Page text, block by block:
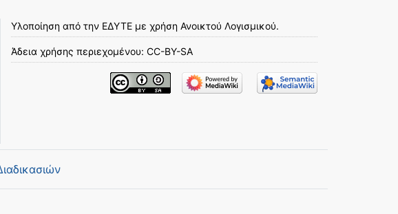
Υλοποίηση από την ΕΔΥΤΕ με χρήση Ανοικτού Λογισμικού.
Άδεια χρήσης περιεχομένου: CC-BY-SA